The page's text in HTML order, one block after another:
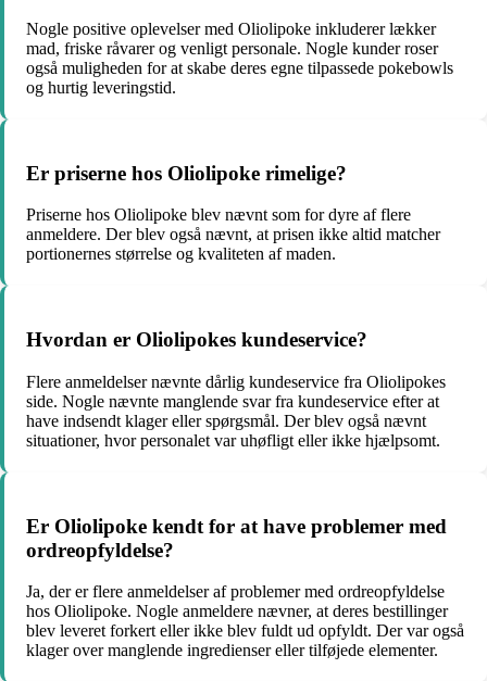
Nogle positive oplevelser med Oliolipoke inkluderer lækker
mad, friske råvarer og venligt personale. Nogle kunder roser
også muligheden for at skabe deres egne tilpassede pokebowls
og hurtig leveringstid.
Er priserne hos Oliolipoke rimelige?
Priserne hos Oliolipoke blev nævnt som for dyre af flere
anmeldere. Der blev også nævnt, at prisen ikke altid matcher
portionernes størrelse og kvaliteten af maden.
Hvordan er Oliolipokes kundeservice?
Flere anmeldelser nævnte dårlig kundeservice fra Oliolipokes
side. Nogle nævnte manglende svar fra kundeservice efter at
have indsendt klager eller spørgsmål. Der blev også nævnt
situationer, hvor personalet var uhøfligt eller ikke hjælpsomt.
Er Oliolipoke kendt for at have problemer med
ordreopfyldelse?
Ja, der er flere anmeldelser af problemer med ordreopfyldelse
hos Oliolipoke. Nogle anmeldere nævner, at deres bestillinger
blev leveret forkert eller ikke blev fuldt ud opfyldt. Der var også
klager over manglende ingredienser eller tilføjede elementer.